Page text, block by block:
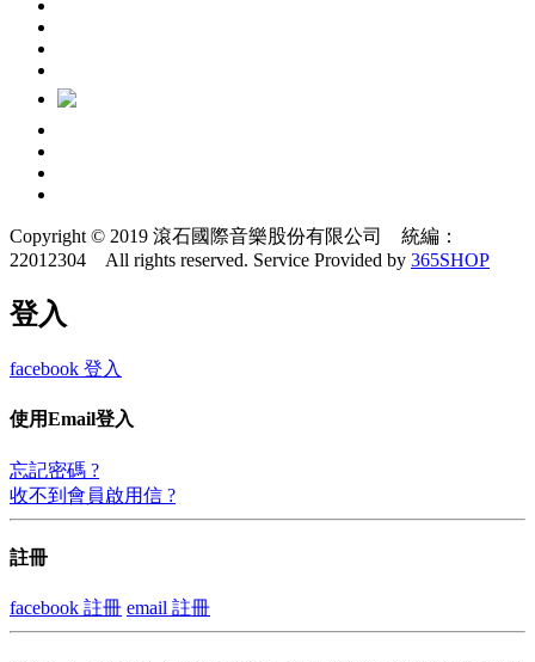
Copyright © 2019 滾石國際音樂股份有限公司 統編：
22012304 All rights reserved. Service Provided by 365SHOP
登入
facebook 登入
使用Email登入
忘記密碼 ?
收不到會員啟用信 ?
註冊
facebook 註冊 email 註冊